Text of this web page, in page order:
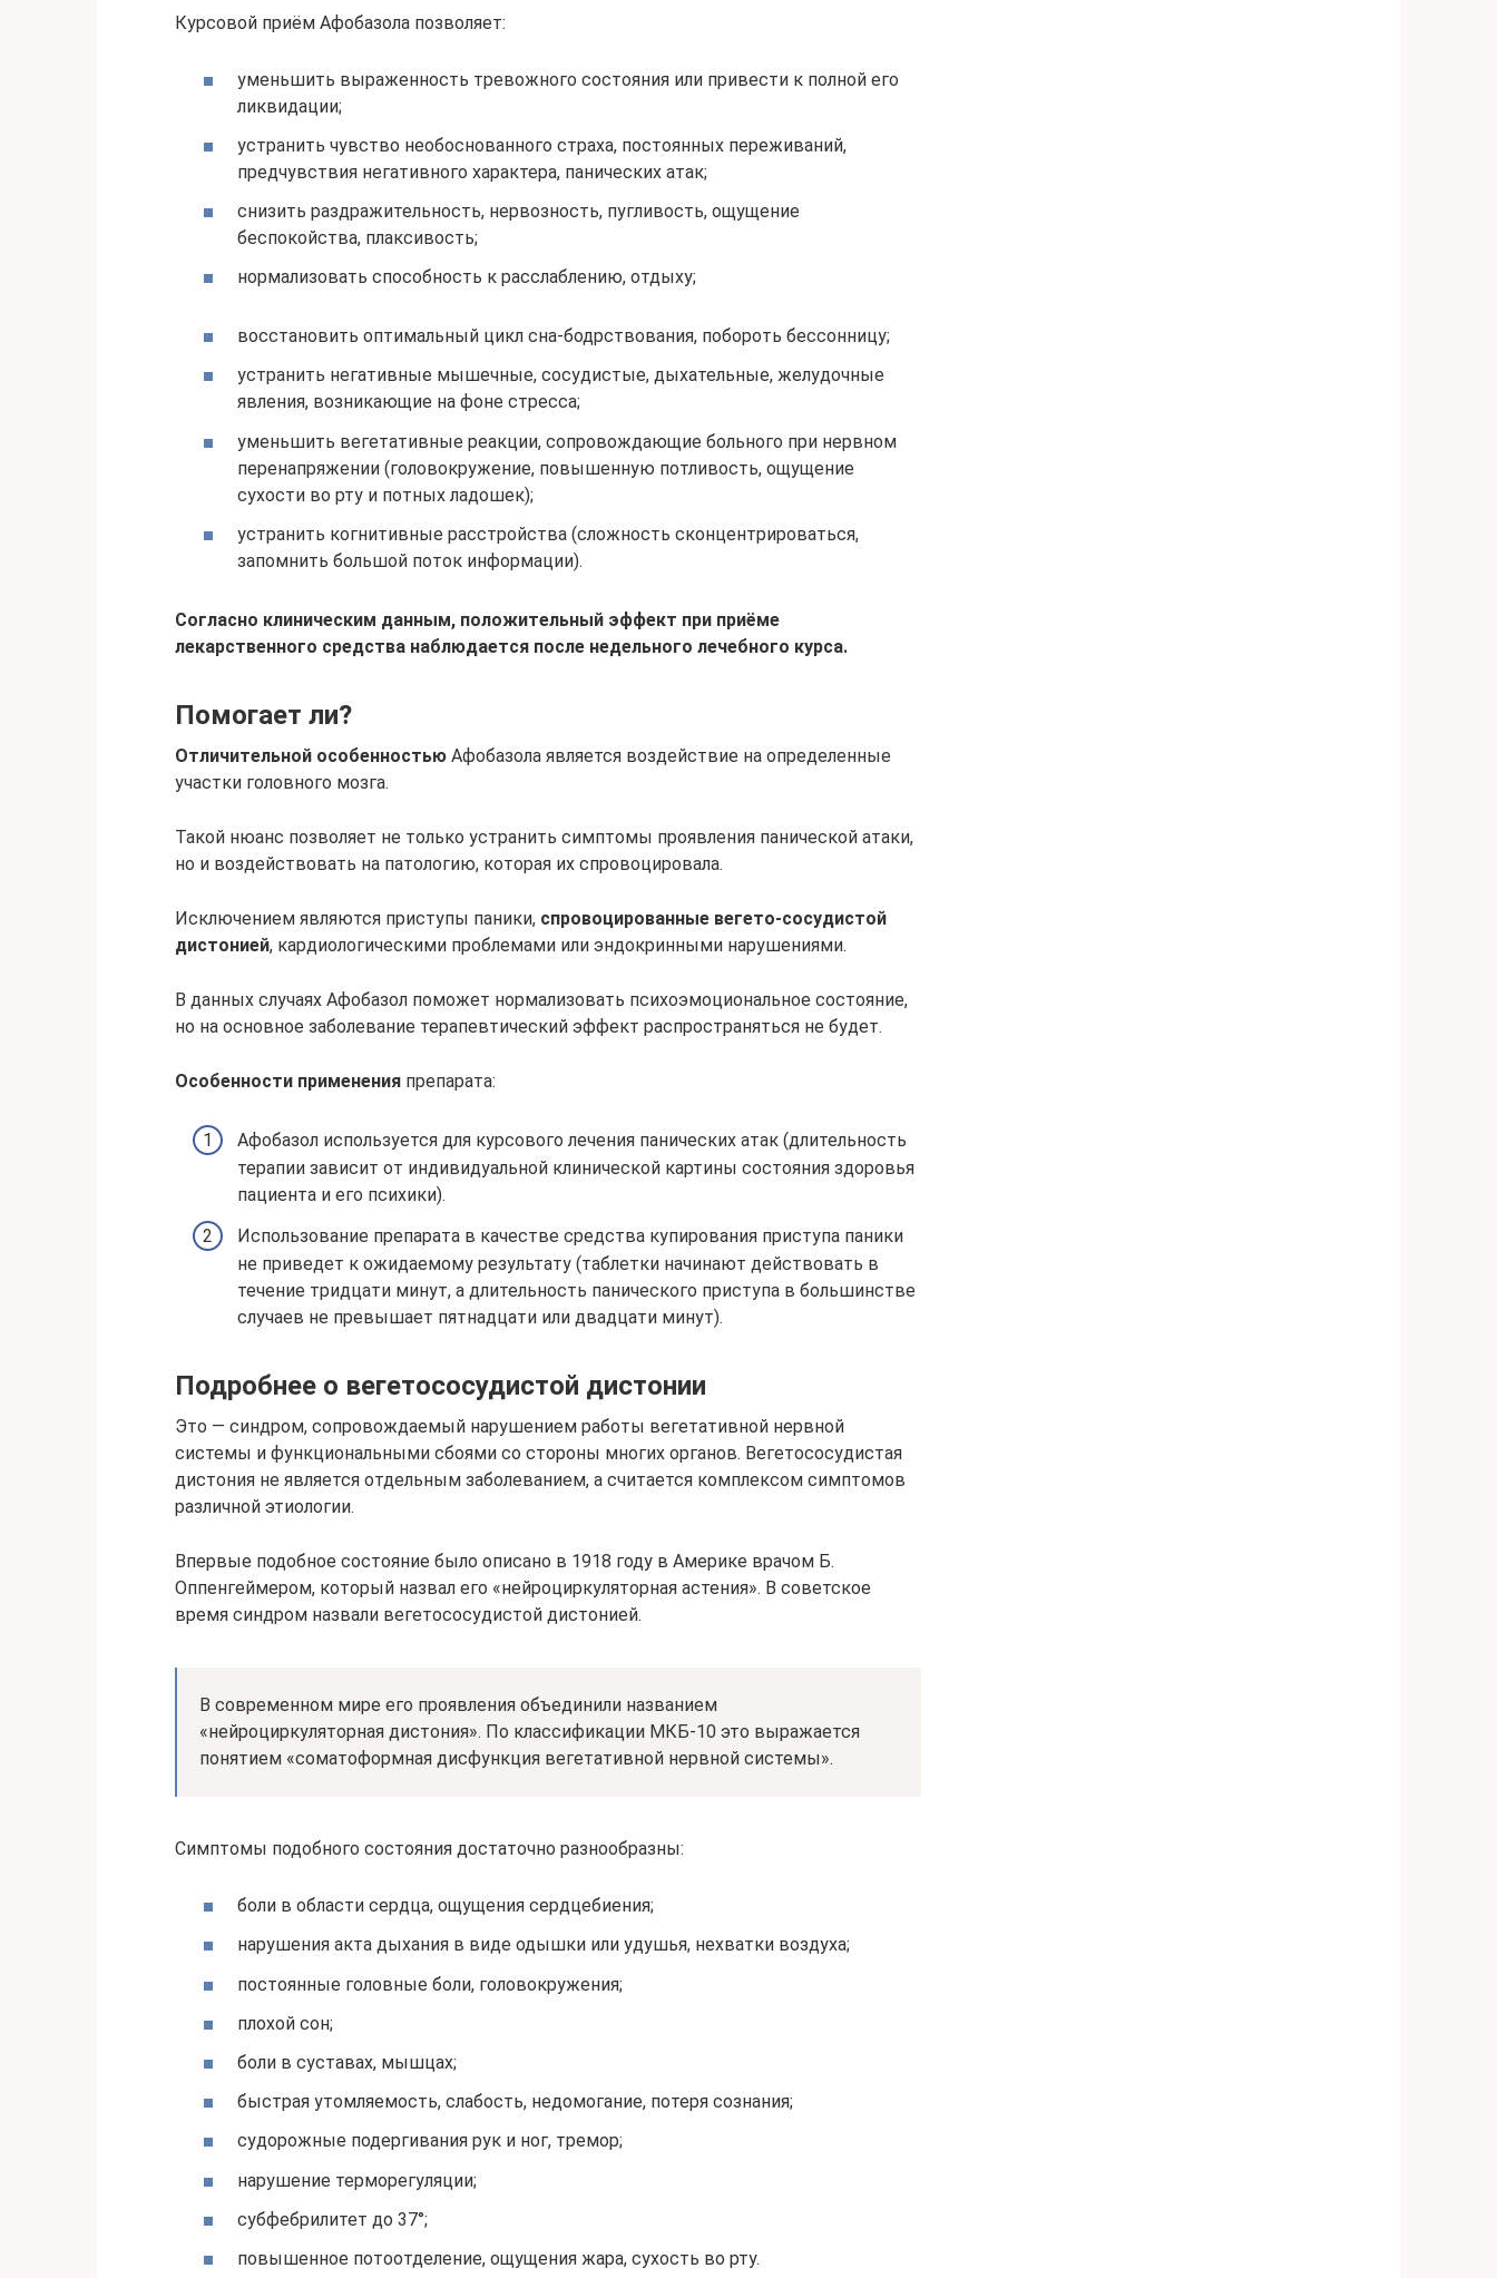
Курсовой приём Афобазола позволяет:
уменьшить выраженность тревожного состояния или привести к полной его
ликвидации;
устранить чувство необоснованного страха, постоянных переживаний,
предчувствия негативного характера, панических атак;
снизить раздражительность, нервозность, пугливость, ощущение
беспокойства, плаксивость;
нормализовать способность к расслаблению, отдыху;
восстановить оптимальный цикл сна-бодрствования, побороть бессонницу;
устранить негативные мышечные, сосудистые, дыхательные, желудочные
явления, возникающие на фоне стресса;
уменьшить вегетативные реакции, сопровождающие больного при нервном
перенапряжении (головокружение, повышенную потливость, ощущение
сухости во рту и потных ладошек);
устранить когнитивные расстройства (сложность сконцентрироваться,
запомнить большой поток информации).
Согласно клиническим данным, положительный эффект при приёме
лекарственного средства наблюдается после недельного лечебного курса.
Помогает ли?
Отличительной особенностью Афобазола является воздействие на определенные
участки головного мозга.
Такой нюанс позволяет не только устранить симптомы проявления панической атаки,
но и воздействовать на патологию, которая их спровоцировала.
Исключением являются приступы паники, спровоцированные вегето-сосудистой
дистонией, кардиологическими проблемами или эндокринными нарушениями.
В данных случаях Афобазол поможет нормализовать психоэмоциональное состояние,
но на основное заболевание терапевтический эффект распространяться не будет.
Особенности применения препарата:
Афобазол используется для курсового лечения панических атак (длительность
терапии зависит от индивидуальной клинической картины состояния здоровья
пациента и его психики).
Использование препарата в качестве средства купирования приступа паники
не приведет к ожидаемому результату (таблетки начинают действовать в
течение тридцати минут, а длительность панического приступа в большинстве
случаев не превышает пятнадцати или двадцати минут).
Подробнее о вегетососудистой дистонии
Это — синдром, сопровождаемый нарушением работы вегетативной нервной
системы и функциональными сбоями со стороны многих органов. Вегетососудистая
дистония не является отдельным заболеванием, а считается комплексом симптомов
различной этиологии.
Впервые подобное состояние было описано в 1918 году в Америке врачом Б.
Оппенгеймером, который назвал его «нейроциркуляторная астения». В советское
время синдром назвали вегетососудистой дистонией.
В современном мире его проявления объединили названием
«нейроциркуляторная дистония». По классификации МКБ-10 это выражается
понятием «соматоформная дисфункция вегетативной нервной системы».
Симптомы подобного состояния достаточно разнообразны:
боли в области сердца, ощущения сердцебиения;
нарушения акта дыхания в виде одышки или удушья, нехватки воздуха;
постоянные головные боли, головокружения;
плохой сон;
боли в суставах, мышцах;
быстрая утомляемость, слабость, недомогание, потеря сознания;
судорожные подергивания рук и ног, тремор;
нарушение терморегуляции;
субфебрилитет до 37°;
повышенное потоотделение, ощущения жара, сухость во рту.